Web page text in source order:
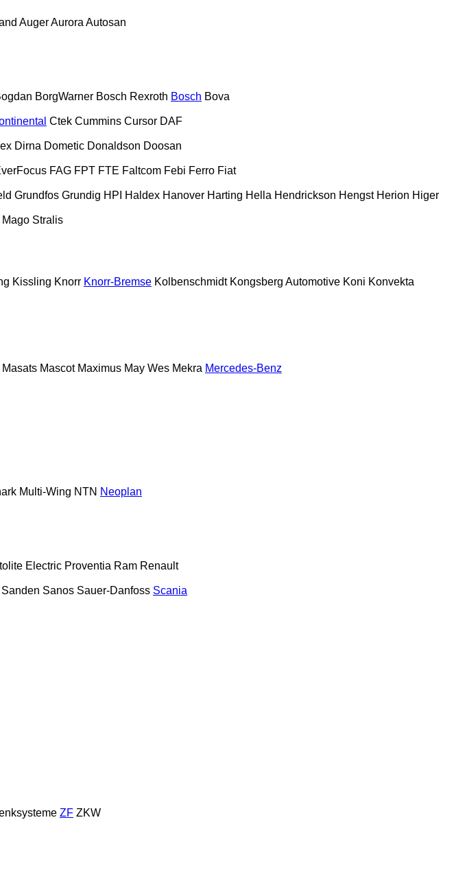
AugerAurora Autosan
BorgWarner Bosch Rexroth Bosch Bova
Ctek Cummins Cursor DAF
Dirna Dometic Donaldson Doosan
FAG FPT FTE Faltcom Febi Ferro Fiat
Grundfos Grundig HPI Haldex Hanover Harting Hella Hendrickson Hengst Herion Higer
Mago Stralis
Kissling Knorr Knorr-Bremse Kolbenschmidt Kongsberg Automotive Koni Konvekta
Masats Mascot Maximus May Wes Mekra Mercedes-Benz
Multi-Wing NTN Neoplan
Electric Proventia Ram Renault
Sanden Sanos Sauer-Danfoss Scania
ZF ZKW